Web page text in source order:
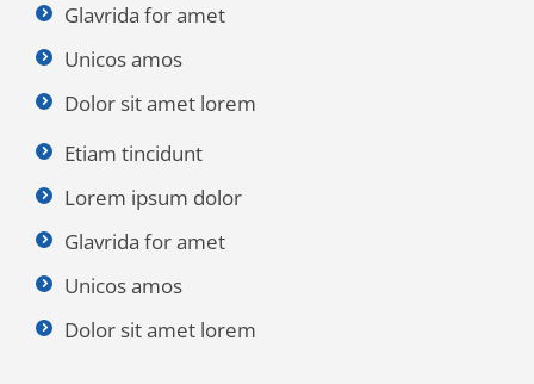
Glavrida for amet
Unicos amos
Dolor sit amet lorem
Etiam tincidunt
Lorem ipsum dolor
Glavrida for amet
Unicos amos
Dolor sit amet lorem